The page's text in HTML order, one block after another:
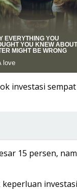
investasi
15 persen,